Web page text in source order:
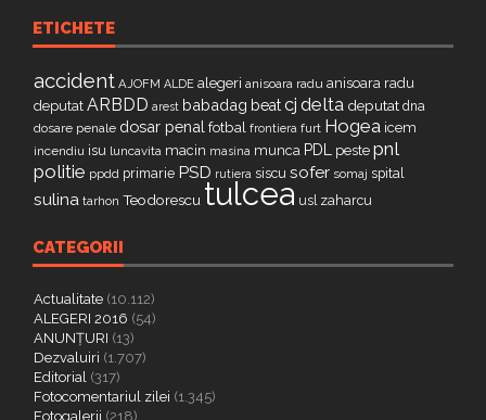
ETICHETE
accident AJOFM ALDE alegeri anisoara radu anisoara radu
deputat ARBDD arest babadag beatcj delta deputat dna
dosare penale dosar penal fotbal frontiera furt Hogea icem
incendiu isu luncavita macin masina munca PDL peste pnl
politie ppdd primarie PSD rutiera siscu sofer somaj spital
sulina tarhon Teodorescu tulcea usl zaharcu
CATEGORII
Actualitate (10.112)
ALEGERI 2016 (54)
ANUNȚURI (13)
Dezvaluiri (1.707)
Editorial (317)
Fotocomentariul zilei (1.345)
Fotogalerii (218)